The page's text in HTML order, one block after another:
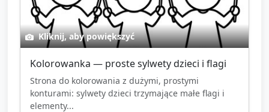
Kliknij, aby powiększyć
Kolorowanka — proste sylwety dzieci i flagi
Strona do kolorowania z dużymi, prostymi
konturami: sylwety dzieci trzymające małe flagi i
elementy...